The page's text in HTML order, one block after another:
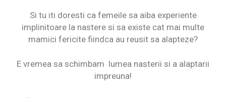
Si tu iti doresti ca femeile sa aiba experiente
implinitoare la nastere si sa existe cat mai multe
mamici fericite fiindca au reusit sa alapteze?
E vremea sa schimbam lumea nasterii si a alaptarii
impreuna!